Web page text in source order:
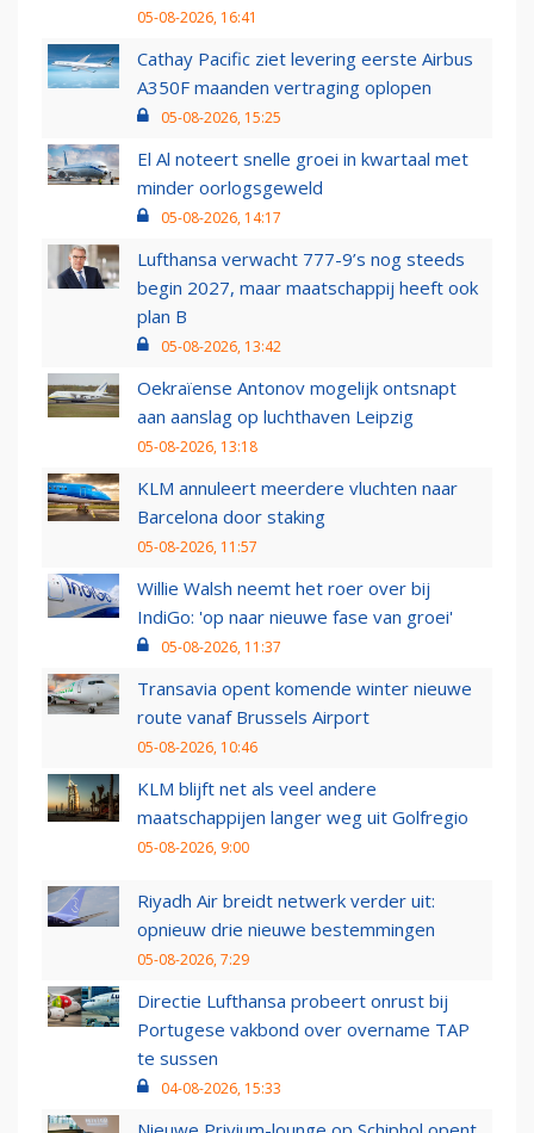
05-08-2026, 16:41
Cathay Pacific ziet levering eerste Airbus
A350F maanden vertraging oplopen
05-08-2026, 15:25
El Al noteert snelle groei in kwartaal met
minder oorlogsgeweld
05-08-2026, 14:17
Lufthansa verwacht 777-9’s nog steeds
begin 2027, maar maatschappij heeft ook
plan B
05-08-2026, 13:42
Oekraïense Antonov mogelijk ontsnapt
aan aanslag op luchthaven Leipzig
05-08-2026, 13:18
KLM annuleert meerdere vluchten naar
Barcelona door staking
05-08-2026, 11:57
Willie Walsh neemt het roer over bij
IndiGo: 'op naar nieuwe fase van groei'
05-08-2026, 11:37
Transavia opent komende winter nieuwe
route vanaf Brussels Airport
05-08-2026, 10:46
KLM blijft net als veel andere
maatschappijen langer weg uit Golfregio
05-08-2026, 9:00
Riyadh Air breidt netwerk verder uit:
opnieuw drie nieuwe bestemmingen
05-08-2026, 7:29
Directie Lufthansa probeert onrust bij
Portugese vakbond over overname TAP
te sussen
04-08-2026, 15:33